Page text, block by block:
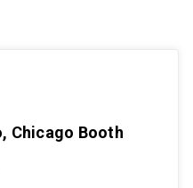
Chicago Booth